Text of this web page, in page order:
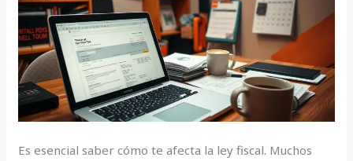
Es esencial saber cómo te afecta la ley fiscal. Muchos